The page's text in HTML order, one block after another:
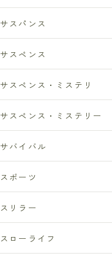
サスパンス
サスペンス
サスペンス・ミステリ
サスペンス・ミステリー
サバイバル
スポーツ
スリラー
スローライフ